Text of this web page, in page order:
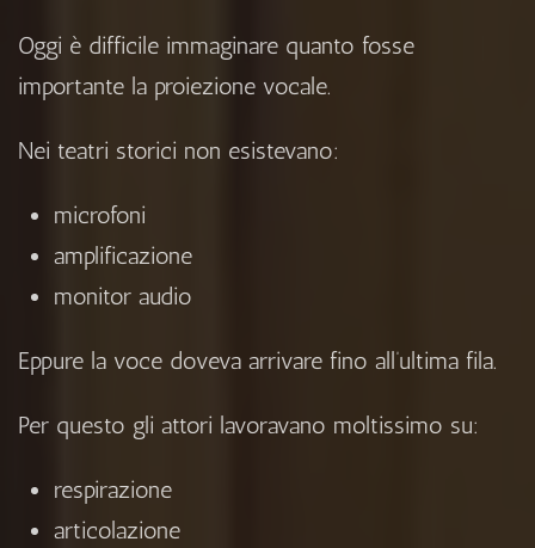
Oggi è difficile immaginare quanto fosse
importante la proiezione vocale.
Nei teatri storici non esistevano:
microfoni
amplificazione
monitor audio
Eppure la voce doveva arrivare fino all’ultima fila.
Per questo gli attori lavoravano moltissimo su:
respirazione
articolazione